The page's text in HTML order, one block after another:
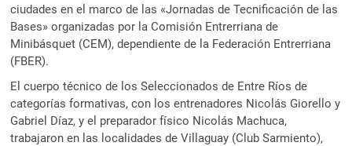
ciudades en el marco de las «Jornadas de Tecnificación de las
Bases» organizadas por la Comisión Entrerriana de
Minibásquet (CEM), dependiente de la Federación Entrerriana
(FBER).
El cuerpo técnico de los Seleccionados de Entre Ríos de
categorías formativas, con los entrenadores Nicolás Giorello y
Gabriel Díaz, y el preparador físico Nicolás Machuca,
trabajaron en las localidades de Villaguay (Club Sarmiento),